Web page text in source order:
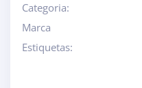
Categoria:
Marca
Estiquetas: